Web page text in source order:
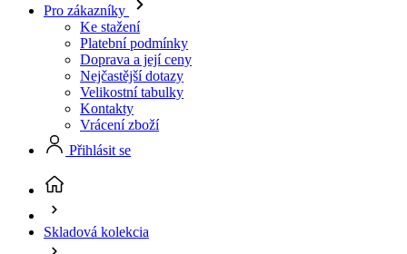
Pro zákazníky
Ke stažení
Platební podmínky
Doprava a její ceny
Nejčastější dotazy
Velikostní tabulky
Kontakty
Vrácení zboží
Přihlásit se
Skladová kolekcia